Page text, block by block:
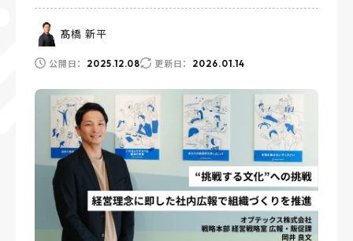
髙橋 新平
公開日： 2025.12.08 更新日： 2026.01.14